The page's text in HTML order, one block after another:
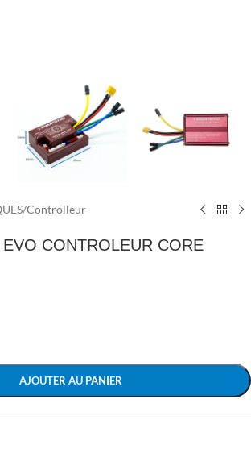
/Controlleur
CONTROLEUR CORE
AJOUTER AU PANIER